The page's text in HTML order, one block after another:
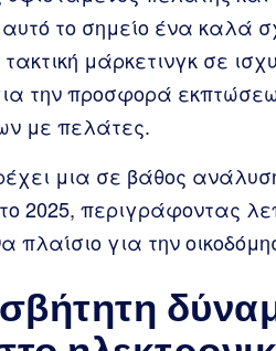
το σημείο ένα καλά
μάρκετινγκ σε
την προσφορά
με πελάτες.
μια σε βάθος
2025, περιγράφοντας
πλαίσιο για την